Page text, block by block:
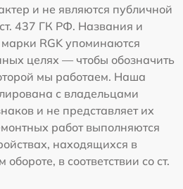
и не являются публичной
437 ГК РФ. Названия и
RGK упоминаются
целях — чтобы обозначить
мы работаем. Наша
с владельцами
и не представляет их
работ выполняются
находящихся в
в соответствии со ст.